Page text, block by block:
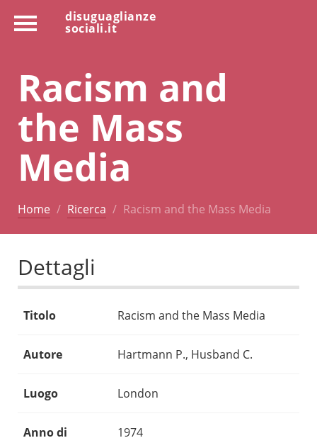
disuguaglianze
sociali.it
Racism and
the Mass
Media
Home Ricerca Racism and the Mass Media
Dettagli
Titolo Racism and the Mass Media
Autore Hartmann P., Husband C.
Luogo London
Anno di
1974